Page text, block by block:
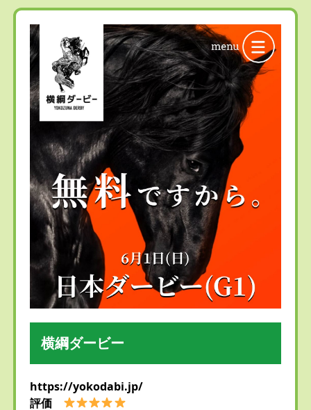
横綱ダービー
https://yokodabi.jp/
評価